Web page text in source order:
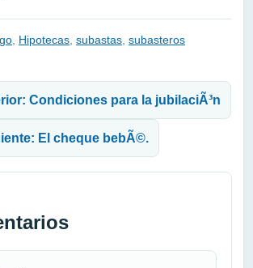
Hipotecas subastas subasteros
Condiciones para la jubilaciÃ³n
El cheque bebÃ©.